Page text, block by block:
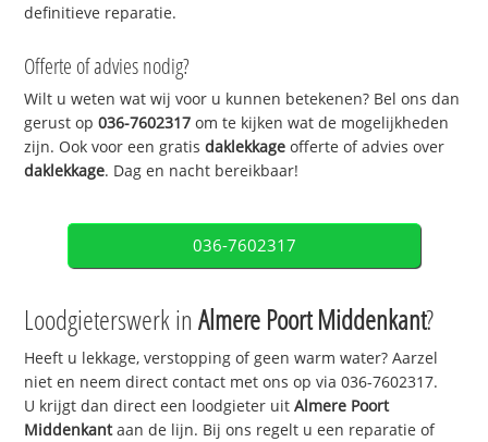
definitieve reparatie.
Offerte of advies nodig?
Wilt u weten wat wij voor u kunnen betekenen? Bel ons dan
gerust op036-7602317 om te kijken wat de mogelijkheden
zijn. Ook voor een gratisdaklekkage offerte of advies over
daklekkage. Dag en nacht bereikbaar!
036-7602317
Loodgieterswerk inAlmere Poort Middenkant?
Heeft u lekkage, verstopping of geen warm water? Aarzel
niet en neem direct contact met ons op via 036-7602317.
U krijgt dan direct een loodgieter uitAlmere Poort
Middenkantaan de lijn. Bij ons regelt u een reparatie of